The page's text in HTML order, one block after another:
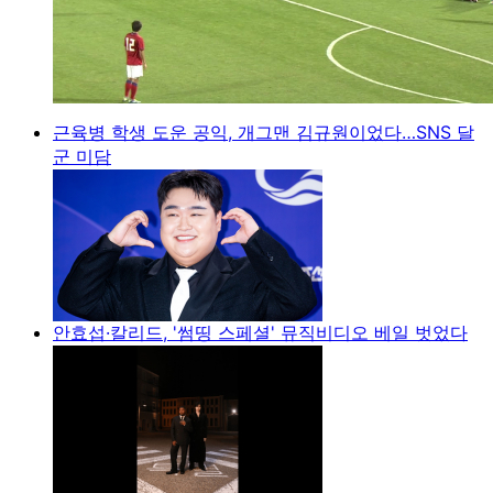
근육병 학생 도운 공익, 개그맨 김규원이었다…SNS 달
군 미담
안효섭·칼리드, '썸띵 스페셜' 뮤직비디오 베일 벗었다